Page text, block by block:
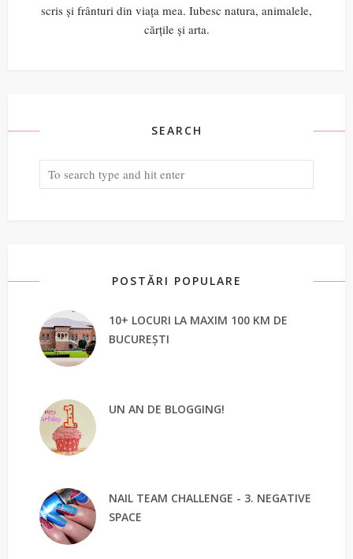
scris și frânturi din viața mea. Iubesc natura, animalele,
cărțile și arta.
SEARCH
POSTĂRI POPULARE
10+ LOCURI LA MAXIM 100 KM DE
BUCUREȘTI
UN AN DE BLOGGING!
NAIL TEAM CHALLENGE - 3. NEGATIVE
SPACE